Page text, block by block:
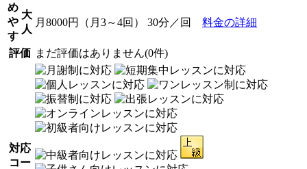
め
や
す
大
人
月8000円（月3～4回） 30分／回 料金の詳細
評価 まだ評価はありません(0件)
対応
コー